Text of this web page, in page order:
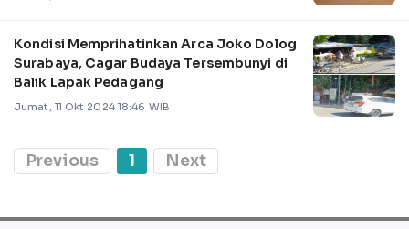
Kondisi Memprihatinkan Arca Joko Dolog
Surabaya, Cagar Budaya Tersembunyi di
Balik Lapak Pedagang
Jumat, 11 Okt 2024 18:46 WIB
Previous 1 Next